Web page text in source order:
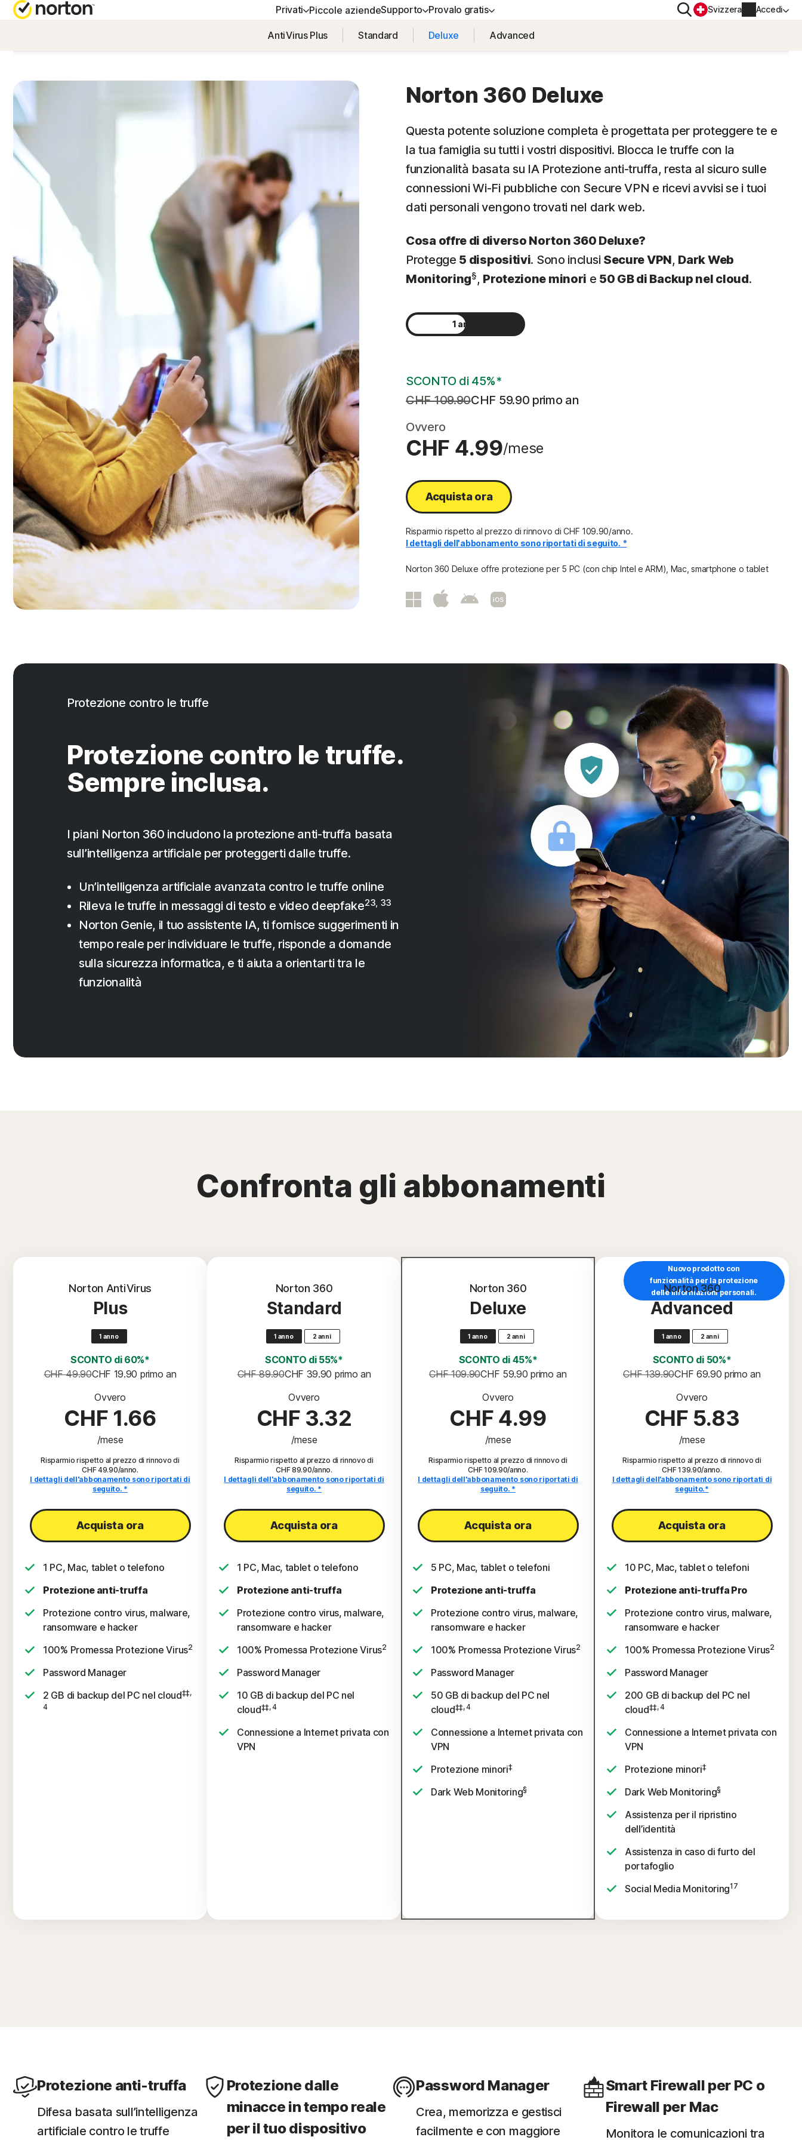
Privati
PIANI COMPLETI
Norton 360 Advanced
Norton 360 Premium
Norton 360 Standard
SICUREZZA DEL DISPOSITIVO
Norton Mobile Security per iOS™
Tutti i prodotti e servizi
Piccole aziendeSupporto
RICHIEDI ASSISTENZA
Servizio clienti
FORMAZIONE
Provalo gratis
PROVALO GRATIS
CercaSvizzera Accedi
Rinnova
AntiVirus Plus Standard Deluxe Advanced
Norton 360 Deluxe
Questa potente soluzione completa è progettata per proteggere te e
la tua famiglia su tutti i vostri dispositivi. Blocca le truffe con la
funzionalità basata su IA Protezione anti-truffa, resta al sicuro sulle
connessioni Wi-Fi pubbliche con Secure VPN e ricevi avvisi se i tuoi
dati personali vengono trovati nel dark web.
Cosa offre di diverso Norton 360 Deluxe?
Protegge 5 dispositivi. Sono inclusi Secure VPN, Dark Web
Monitoring§, Protezione minori e 50 GB di Backup nel cloud.
1 anno
SCONTO di 45%*
CHF 109.90CHF 59.90 primo an
Ovvero
CHF 4.99/mese
Acquista ora
Risparmio rispetto al prezzo di rinnovo diCHF 109.90/anno.
I dettagli dell'abbonamento sono riportati di seguito. *
Norton 360 Deluxe offre protezione per 5 PC (con chip Intel e ARM), Mac, smartphone o tablet
Protezione contro le truffe
Protezione contro le truffe.
Sempre inclusa.
I piani Norton 360 includono la protezione anti-truffa basata
sull’intelligenza artificiale per proteggerti dalle truffe.
Un’intelligenza artificiale avanzata contro le truffe online
Rileva le truffe in messaggi di testo e video deepfake23, 33
Norton Genie, il tuo assistente IA, ti fornisce suggerimenti in
tempo reale per individuare le truffe, risponde a domande
sulla sicurezza informatica, e ti aiuta a orientarti tra le
funzionalità
Confronta gli abbonamenti
Norton AntiVirus
Plus
1 anno
SCONTO di 60%*
CHF 49.90CHF 19.90 primo an
Ovvero
CHF 1.66
/mese
Risparmio rispetto al prezzo di rinnovo di
CHF 49.90/anno.
I dettagli dell'abbonamento sono riportati di
seguito. *
Acquista ora
1 PC, Mac, tablet o telefono
Protezione anti-truffa
Protezione contro virus, malware,
ransomware e hacker
100% Promessa Protezione Virus2
Password Manager
2 GB di backup del PC nel cloud‡‡,
4
Norton 360
Standard
1 anno 2 anni
SCONTO di 55%*
CHF 89.90CHF 39.90 primo an
Ovvero
CHF 3.32
/mese
Risparmio rispetto al prezzo di rinnovo di
CHF 89.90/anno.
I dettagli dell'abbonamento sono riportati di
seguito. *
Acquista ora
1 PC, Mac, tablet o telefono
Protezione anti-truffa
Protezione contro virus, malware,
ransomware e hacker
100% Promessa Protezione Virus2
Password Manager
10 GB di backup del PC nel
cloud‡‡, 4
Connessione a Internet privata con
VPN
Norton 360
Deluxe
1 anno 2 anni
SCONTO di 45%*
CHF 109.90CHF 59.90 primo an
Ovvero
CHF 4.99
/mese
Risparmio rispetto al prezzo di rinnovo di
CHF 109.90/anno.
I dettagli dell'abbonamento sono riportati di
seguito. *
Acquista ora
5 PC, Mac, tablet o telefoni
Protezione anti-truffa
Protezione contro virus, malware,
ransomware e hacker
100% Promessa Protezione Virus2
Password Manager
50 GB di backup del PC nel
cloud‡‡, 4
Connessione a Internet privata con
VPN
Protezione minori‡
Dark Web Monitoring§
Nuovo prodotto con
funzionalità per la protezione
delle informazioni personali.
Norton 360
Advanced
1 anno 2 anni
SCONTO di 50%*
CHF 139.90CHF 69.90 primo an
Ovvero
CHF 5.83
/mese
Risparmio rispetto al prezzo di rinnovo di
CHF 139.90/anno.
I dettagli dell’abbonamento sono riportati di
seguito.*
Acquista ora
10 PC, Mac, tablet o telefoni
Protezione anti-truffa Pro
Protezione contro virus, malware,
ransomware e hacker
100% Promessa Protezione Virus2
Password Manager
200 GB di backup del PC nel
cloud‡‡, 4
Connessione a Internet privata con
VPN
Protezione minori‡
Dark Web Monitoring§
Assistenza per il ripristino
dell’identità
Assistenza in caso di furto del
portafoglio
Social Media Monitoring17
Protezione anti-truffa
Difesa basata sull’intelligenza
artificiale contro le truffe
Protezione dalle
minacce in tempo reale
per il tuo dispositivo
Password Manager
Crea, memorizza e gestisci
facilmente e con maggiore
Smart Firewall per PC o
Firewall per Mac
Monitora le comunicazioni tra